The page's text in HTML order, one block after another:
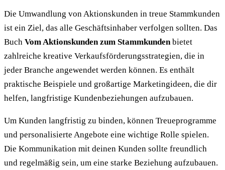
Die Umwandlung von Aktionskunden in treue Stammkunden
ist ein Ziel, das alle Geschäftsinhaber verfolgen sollten. Das
Buch Vom Aktionskunden zum Stammkundenbietet
zahlreiche kreative Verkaufsförderungsstrategien, die in
jeder Branche angewendet werden können. Es enthält
praktische Beispiele und großartige Marketingideen, die dir
helfen, langfristige Kundenbeziehungen aufzubauen.
Um Kunden langfristig zu binden, können Treueprogramme
und personalisierte Angebote eine wichtige Rolle spielen.
Die Kommunikation mit deinen Kunden sollte freundlich
und regelmäßig sein, um eine starke Beziehung aufzubauen.